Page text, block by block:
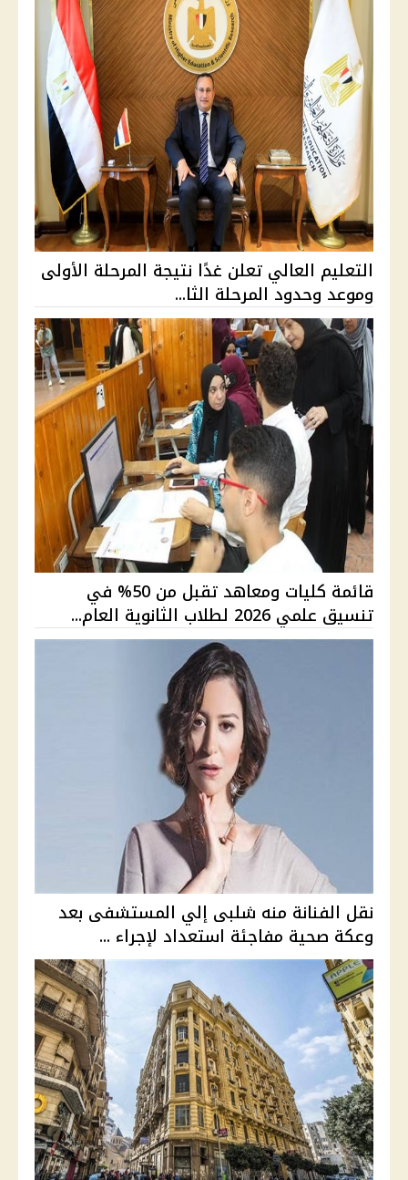
التعليم العالي تعلن غدًا نتيجة المرحلة الأولى
وموعد وحدود المرحلة الثا...
قائمة كليات ومعاهد تقبل من 50% في
تنسيق علمي 2026 لطلاب الثانوية العام...
نقل الفنانة منه شلبى إلي المستشفى بعد
وعكة صحية مفاجئة استعداد لإجراء ...